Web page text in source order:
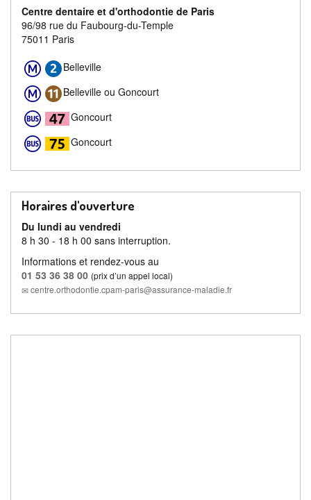
Centre dentaire et d'orthodontie de Paris
96/98 rue du Faubourg-du-Temple
75011 Paris
Belleville
Belleville ou Goncourt
Goncourt
Goncourt
Horaires d'ouverture
Du lundi au vendredi
8 h 30 - 18 h 00 sans interruption.
Informations et rendez-vous au
01 53 36 38 00 (prix d’un appel local)
centre.orthodontie.cpam-paris@assurance-maladie.fr